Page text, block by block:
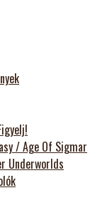
/ Age Of Sigmar
Underworlds